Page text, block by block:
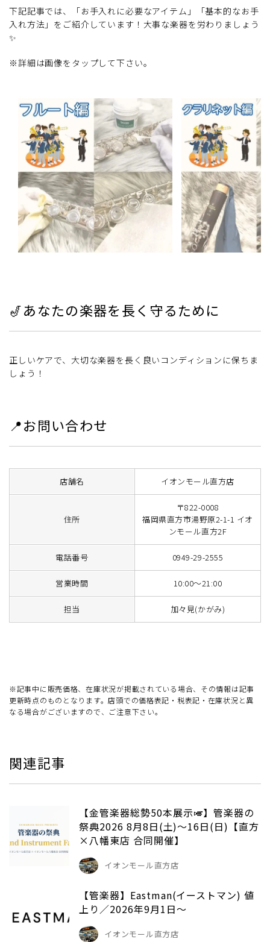
下記記事では、「お手入れに必要なアイテム」「基本的なお手
入れ方法」をご紹介しています！大事な楽器を労わりましょう
✨
※詳細は画像をタップして下さい。
🎷あなたの楽器を長く守るために
正しいケアで、大切な楽器を長く良いコンディションに保ちま
しょう！
📍お問い合わせ
店舗名 イオンモール直方店
住所
〒822-0008
福岡県直方市湯野原2-1-1 イオ
ンモール直方2F
電話番号 0949-29-2555
営業時間 10:00～21:00
担当 加々見(かがみ)
※記事中に販売価格、在庫状況が掲載されている場合、その情報は記事
更新時点のものとなります。店頭での価格表記・税表記・在庫状況と異
なる場合がございますので、ご注意下さい。
関連記事
【金管楽器総勢50本展示🎺】管楽器の
祭典2026 8月8日(土)～16日(日)【直方
×八幡東店 合同開催】
イオンモール直方店
【管楽器】Eastman(イーストマン) 値
上り／2026年9月1日～
イオンモール直方店